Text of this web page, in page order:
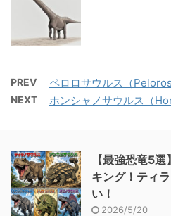
PREV ペロロサウルス（
NEXT ホンシャノサウルス（
【最強恐竜5
キング！ティ
い！
2026/5/20